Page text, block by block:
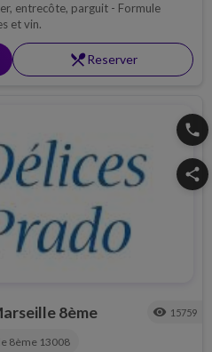
entrecôte, parguit - Formule
et vin.
restaurant_menuReserver
phone
share
8ème visibility 15759
8ème 13008